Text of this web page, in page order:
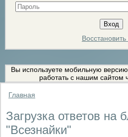
Вы используете мобильную
работать с нашим сайтом
Главная
Загрузка ответов на
"Всезнайки"